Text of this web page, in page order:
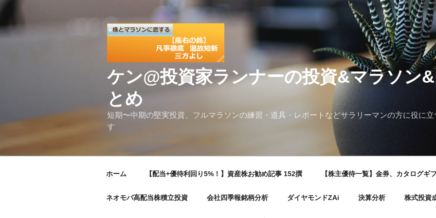
コ
テ
ケン@投資家ランナーの投資&マラソン
とめ
短期〜中期の堅実投資、フルマラソンの練習・道具・レポートなどサラリーマンの方に役に
す
ホーム 【配当+優待利回り5%！】資産株お勧め記事 152撰 【株主優待一覧】金券、カタログギ
ネオモバ高配当株積立投資 会社四季報銘柄分析 ダイヤモンドZAi 決算分析 株式投資